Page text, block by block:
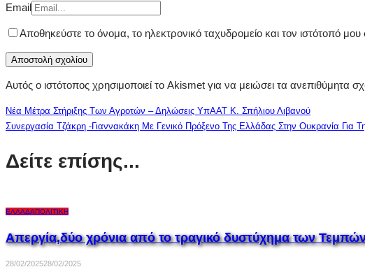
Email
Αποθηκεύστε το όνομα, το ηλεκτρονικό ταχυδρομείο και τον ιστότοπό
Αυτός ο ιστότοπος χρησιμοποιεί το Akismet για να μειώσει τα ανεπιθύμητα
Νέα Μέτρα Στήριξης Των Αγροτών – Δηλώσεις ΥπΑΑΤ Κ. Σπήλιου Λιβανού
Συνεργασία Τζάκρη -Γιαννακάκη Με Γενικό Πρόξενο Της Ελλάδας Στην Ουκρανία
Δείτε επίσης...
ΕΛΛΆΔΑΠΟΛΙΤΙΚΉ
Aπεργία,δύο χρόνια από το τραγικό δυστύχημα των
28/02/202528/02/2025